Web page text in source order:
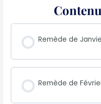
Remède de
Remède de